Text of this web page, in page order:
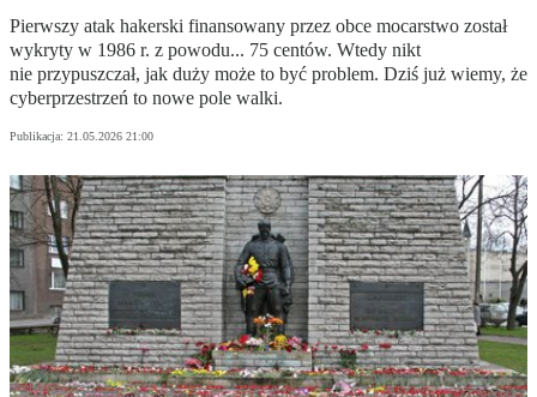
Pierwszy atak hakerski finansowany przez obce mocarstwo został
wykryty w 1986 r. z powodu... 75 centów. Wtedy nikt
nie przypuszczał, jak duży może to być problem. Dziś już wiemy, że
cyberprzestrzeń to nowe pole walki.
Publikacja: 21.05.2026 21:00